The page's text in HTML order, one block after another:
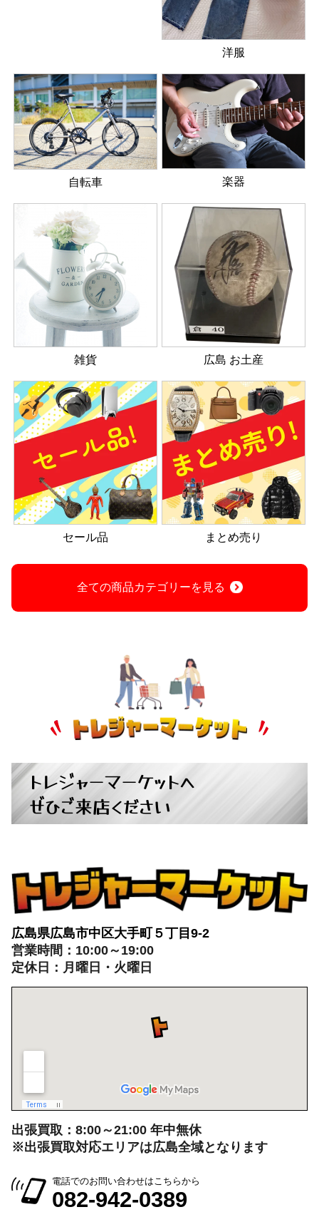
洋服
自転車 楽器
雑貨 広島 お土産
セール品 まとめ売り
全ての商品カテゴリーを見る
トレジャーマーケットへ
ぜひご来店ください
広島県広島市中区大手町５丁目9-2
営業時間：10:00～19:00
定休日：月曜日・火曜日
出張買取：8:00～21:00 年中無休
※出張買取対応エリアは広島全域となります
電話でのお問い合わせはこちらから
082-942-0389